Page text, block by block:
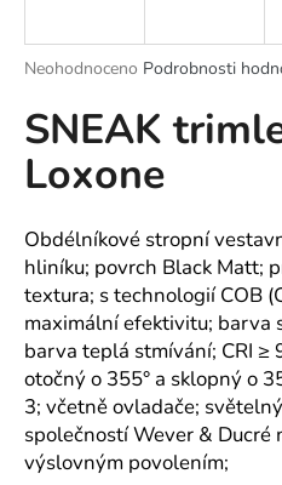
Průměrné
produktu
je
0,0
z
hvězdiček.
Neohodnoceno Podrobnosti
SNEAK
Loxone
Obdélníkové stropní
hliníku; povrch Black Matt;
textura; s technologií COB
maximální efektivitu; barva
barva teplá stmívání; CRI ≥
otočný o 355° a sklopný o
3; včetně ovladače;
společností Wever & Ducré
výslovným povolením;
j
t
?
HLEDAT
D
o
p
o